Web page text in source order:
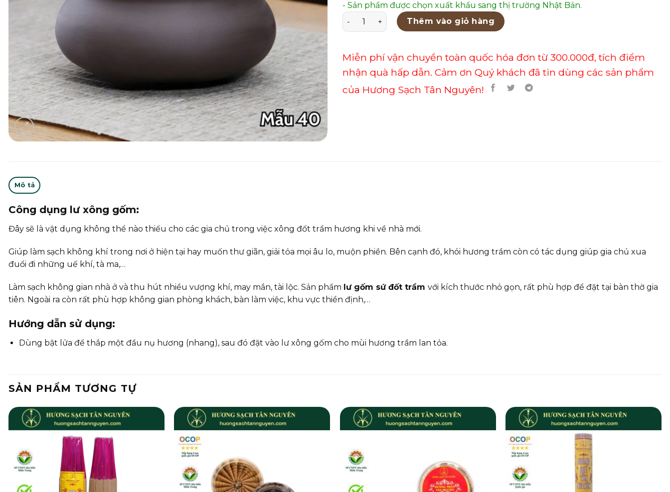
- Sản phẩm được chọn xuất khẩu sang thị trường Nhật Bản.
Lư Xông Gốm Phổ Thông Mẫu 40 số lượng
Thêm vào giỏ hàng
Miễn phí vận chuyển toàn quốc hóa đơn từ 300.000đ, tích điểm
nhận quà hấp dẫn. Cảm ơn Quý khách đã tin dùng các sản phẩm
của Hương Sạch Tân Nguyên!
Mô tả
Công dụng lư xông gốm:
Đây sẽ là vật dụng không thể nào thiếu cho các gia chủ trong việc xông đốt trầm hương khi về nhà mới.
Giúp làm sạch không khí trong nơi ở hiện tại hay muốn thư giãn, giải tỏa mọi âu lo, muộn phiền. Bên cạnh đó, khói hương trầm còn có tác dụng giúp gia chủ xua
đuổi đi những uế khí, tà ma,…
Làm sạch không gian nhà ở và thu hút nhiều vượng khí, may mắn, tài lộc. Sản phẩm lư gốm sứ đốt trầm với kích thước nhỏ gọn, rất phù hợp để đặt tại bàn thờ gia
tiên. Ngoài ra còn rất phù hợp không gian phòng khách, bàn làm việc, khu vực thiền định,…
Hướng dẫn sử dụng:
Dùng bật lửa để thắp một đầu nụ hương (nhang), sau đó đặt vào lư xông gốm cho mùi hương trầm lan tỏa.
SẢN PHẨM TƯƠNG TỰ